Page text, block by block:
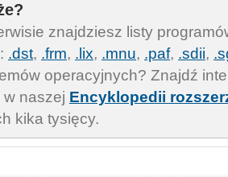
znajdziesz listy
.dst, .frm, .lix, .mnu, .paf, .sdii,
operacyjnych? Znajdź
naszej Encyklopedii
kika tysięcy.